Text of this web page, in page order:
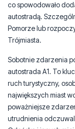
Trójmiasta.
Sobotnie zdarzenia
autostrada A1. To
największych miast
poważniejsze
utrudnienia
Gdańska i innych
Byliście